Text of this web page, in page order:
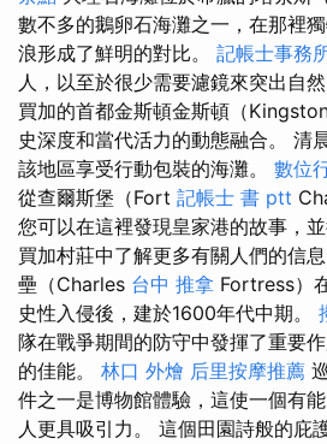
數不多的鵝卵石海灘之一，在那裡
浪形成了鮮明的對比。 記帳士事務
人，以至於很少需要濾鏡來突出自然
買加的首都金斯頓金斯頓（
史深度和當代活力的動態融合。 清
該地區享受行動包裝的海灘。 數位
從查爾斯堡（Fort 記帳士 書 ptt
您可以在這裡發現皇家港的故事，
買加村莊中了解更多有關人們的信息
壘（Charles 台中 推拿 Fortress）
史性入侵後，建於1600年代中期。
隊在戰爭期間的防守中發揮了重要
的佳能。 林口 外燴 后里按摩推薦
件之一是博物館體驗，這使一個有
人更具吸引力。 這個田園詩般的庇